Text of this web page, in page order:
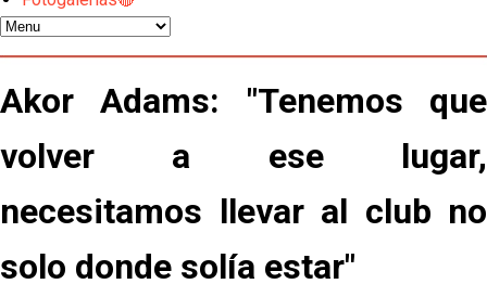
Oso es el siguiente en la lista para salir
El Sevilla FC oficializa la cesión de Rafa Mir al Aris
de Salónica
Juanlu se marcha traspasado al Bournemouth
Emery quiere pescar en el Atleti , el Villareal ya
últimas novedades del mercado de La Liga
Akor Adams: "Tenemos que
volver a ese lugar,
necesitamos llevar al club no
solo donde solía estar"